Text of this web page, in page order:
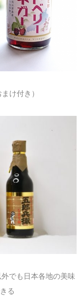
け付き）
でも日本各地の美味
る